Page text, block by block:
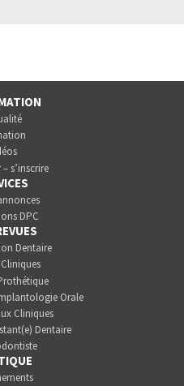
s’inscrire
DPC
Dentaire
Orale
Cliniques
Dentaire